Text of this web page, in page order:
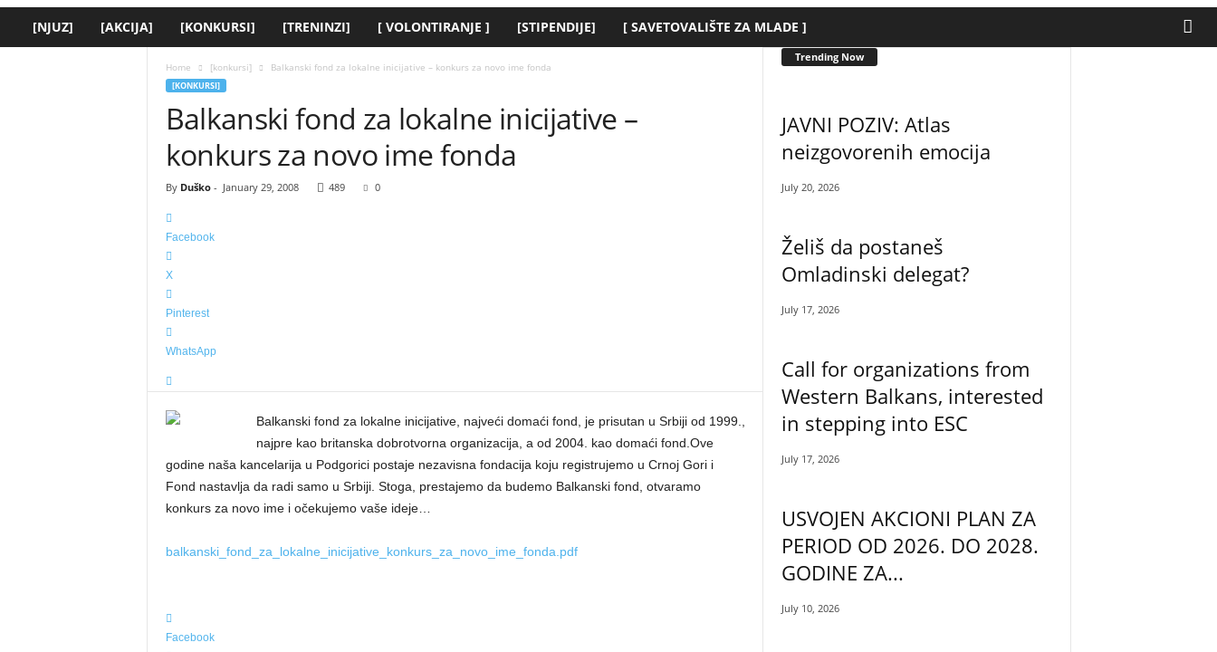
.
[NJUZ] [AKCIJA] [KONKURSI] [TRENINZI] [ VOLONTIRANJE ] [STIPENDIJE] [ SAVETOVALIŠTE ZA MLADE ]
Home [konkursi] Balkanski fond za lokalne inicijative – konkurs za novo ime fonda
[KONKURSI]
Balkanski fond za lokalne inicijative –
konkurs za novo ime fonda
By Duško- January 29, 2008 489 0
Facebook
X
Pinterest
WhatsApp
Balkanski fond za lokalne inicijative, najveći domaći fond, je prisutan u Srbiji od 1999.,
najpre kao britanska dobrotvorna organizacija, a od 2004. kao domaći fond.Ove
godine naša kancelarija u Podgorici postaje nezavisna fondacija koju registrujemo u Crnoj Gori i
Fond nastavlja da radi samo u Srbiji. Stoga, prestajemo da budemo Balkanski fond, otvaramo
konkurs za novo ime i očekujemo vaše ideje…
balkanski_fond_za_lokalne_inicijative_konkurs_za_novo_ime_fonda.pdf
Facebook
Trending Now
JAVNI POZIV: Atlas
neizgovorenih emocija
July 20, 2026
Želiš da postaneš
Omladinski delegat?
July 17, 2026
Call for organizations from
Western Balkans, interested
in stepping into ESC
July 17, 2026
USVOJEN AKCIONI PLAN ZA
PERIOD OD 2026. DO 2028.
GODINE ZA...
July 10, 2026